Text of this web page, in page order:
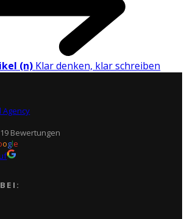
(n) Klar denken, klar schreiben
Agency
Bewertungen
ogle